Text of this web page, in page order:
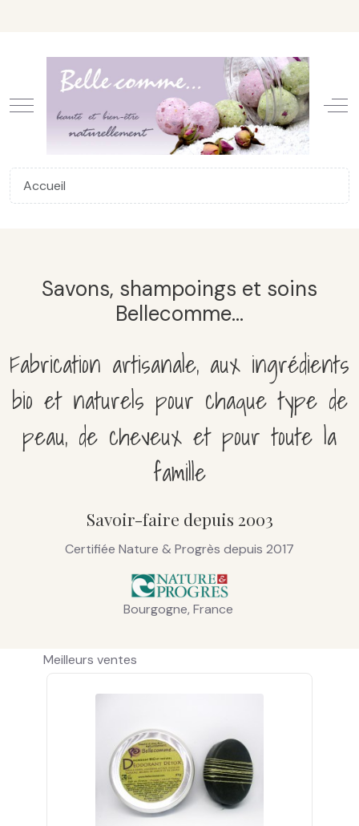
Mobile Menu Toggle
Accueil
Savons, shampoings et soins
Bellecomme...
Fabrication artisanale, aux ingrédients
bio et naturels pour chaque type de
peau, de cheveux et pour toute la
famille
Savoir-faire depuis 2003
Certifiée Nature & Progrès depuis 2017
Bourgogne, France
Meilleurs ventes